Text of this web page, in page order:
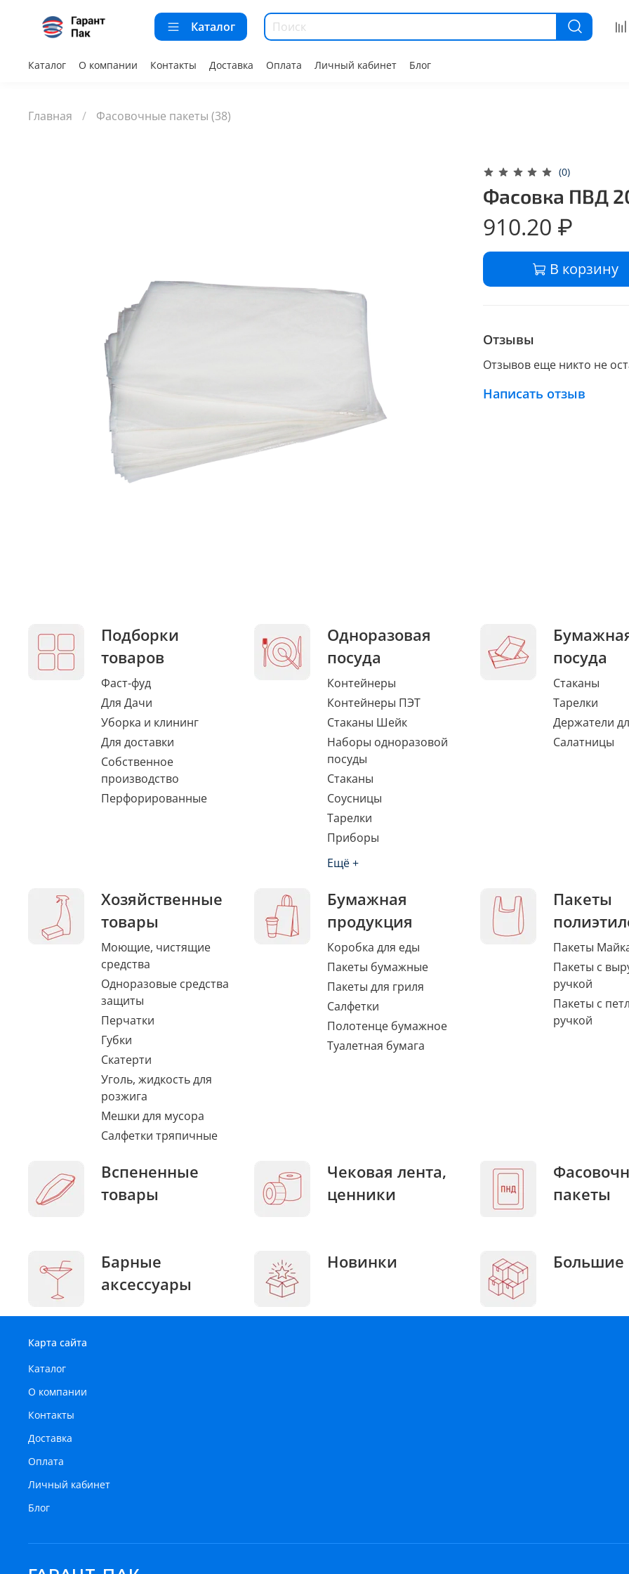
Каталог
Каталог О компании Контакты Доставка Оплата Личный кабинет Блог
Главная Фасовочные пакеты (38)
(0)
Фасовка ПВД
910.20 ₽
В корзину
Отзывы
Отзывов еще никто не
Написать отзыв
Подборки
товаров
Фаст-фуд
Для Дачи
Уборка и клининг
Для доставки
Собственное
производство
Перфорированные
Одноразовая
посуда
Контейнеры
Контейнеры ПЭТ
Стаканы Шейк
Наборы одноразовой
посуды
Стаканы
Соусницы
Тарелки
Приборы
Ещё +
посуда
Стаканы
Тарелки
Держатели
Салатницы
Хозяйственные
товары
Моющие, чистящие
средства
Одноразовые средства
защиты
Перчатки
Губки
Скатерти
Уголь, жидкость для
розжига
Мешки для мусора
Салфетки тряпичные
Бумажная
продукция
Коробка для еды
Пакеты бумажные
Пакеты для гриля
Салфетки
Полотенце бумажное
Туалетная бумага
Пакеты
Пакеты
Пакеты с
ручкой
Пакеты с
ручкой
Вспененные
товары
Чековая лента,
ценники
пакеты
Барные
аксессуары
Новинки Большие
Карта сайта
Каталог
О компании
Контакты
Доставка
Оплата
Личный кабинет
Блог